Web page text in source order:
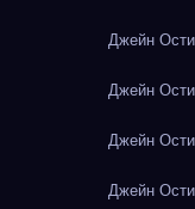
Джейн
Джейн
Джейн
Джейн